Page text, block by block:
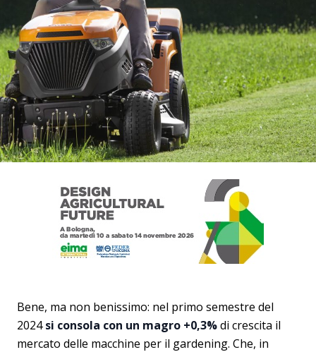
Bene, ma non benissimo: nel primo semestre del
2024si consola con un magro +0,3%di crescita il
mercato delle macchine per il gardening. Che, in